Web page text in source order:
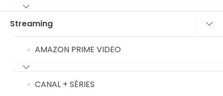
Streaming
AMAZON PRIME VIDEO
CANAL + SÉRIES